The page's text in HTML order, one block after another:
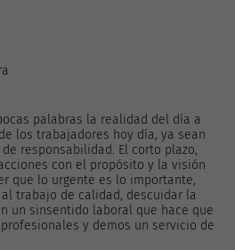
palabras la realidad del día a
los trabajadores hoy día, ya sean
responsabilidad. El corto plazo,
con el propósito y la visión
que lo urgente es lo importante,
trabajo de calidad, descuidar la
un sinsentido laboral que hace que
y demos un servicio de